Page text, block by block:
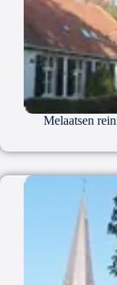
Melaatsen